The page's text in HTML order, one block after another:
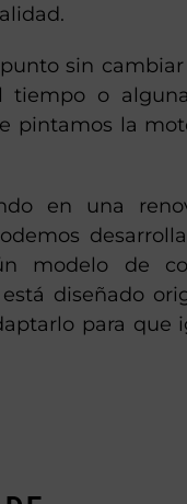
sin
tiempo o
pintamos la
en una
modelo de
diseñado
para que